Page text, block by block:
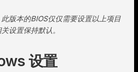
版本的BIOS仅仅需要设置以上项目
设置保持默认。
设置